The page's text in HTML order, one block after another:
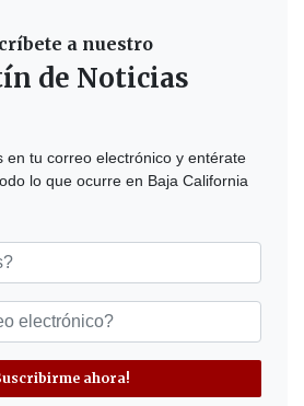
a nuestro
de Noticias
en tu correo electrónico y entérate
lo que ocurre en Baja California
ahora!